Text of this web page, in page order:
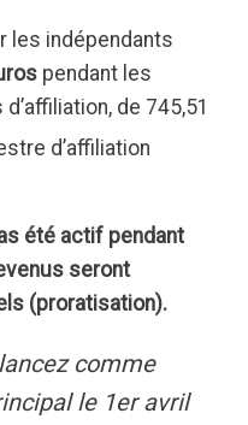
les indépendants
pendant les
de 745,51
d’affiliation
été actif pendant
seront
(proratisation).
comme
le 1er avril